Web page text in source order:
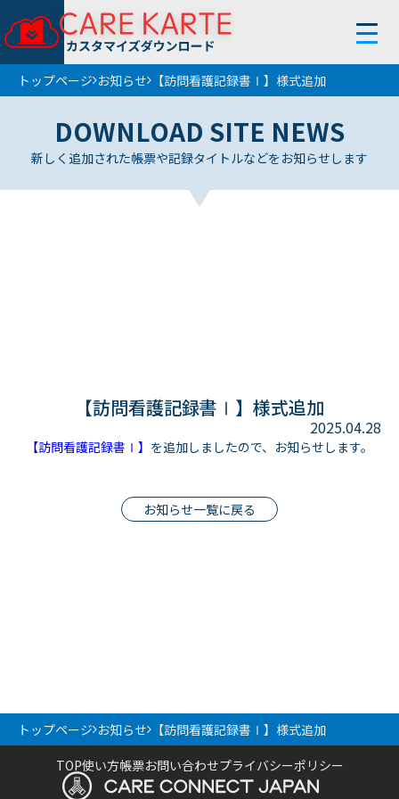
使い方
トップページ お知らせ 【訪問看護記録書Ⅰ】様式追加
DOWNLOAD SITE NEWS
新しく追加された帳票や記録タイトルなどをお知らせします
【訪問看護記録書Ⅰ】様式追加
2025.04.28
【訪問看護記録書Ⅰ】 を追加しましたので、お知らせします。
お知らせ一覧に戻る
トップページ お知らせ 【訪問看護記録書Ⅰ】様式追加
TOP使い方帳票お問い合わせプライバシーポリシー